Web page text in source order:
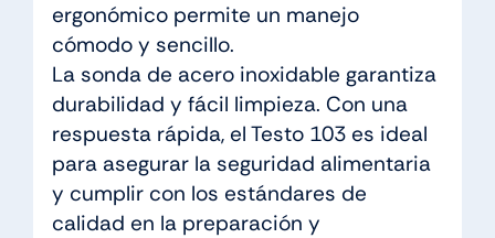
ergonómico permite un manejo
cómodo y sencillo.
La sonda de acero inoxidable garantiza
durabilidad y fácil limpieza. Con una
respuesta rápida, el Testo 103 es ideal
para asegurar la seguridad alimentaria
y cumplir con los estándares de
calidad en la preparación y